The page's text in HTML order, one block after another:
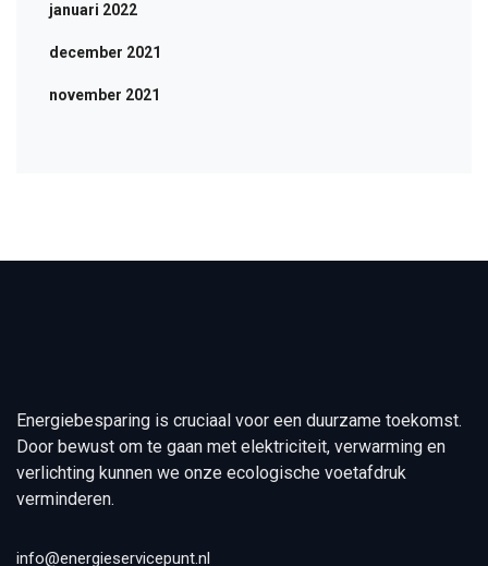
januari 2022
december 2021
november 2021
Energiebesparing is cruciaal voor een duurzame toekomst.
Door bewust om te gaan met elektriciteit, verwarming en
verlichting kunnen we onze ecologische voetafdruk
verminderen.
info@energieservicepunt.nl